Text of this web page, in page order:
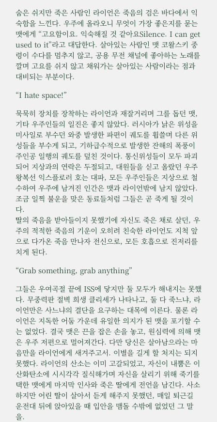
숨은 쉬지만 죽은 사람인 라이언은 죽음의 검은 바다에서 익
숙함을 느낀다. 우주에 올라오니 무엇이 가장 좋은지를 묻는
맷에게 “고요함이요. 익숙해질 것 같아요Silence. I can get
used to it”라고 대답한다. 살아있는 사람인 맷 코왈스키 중
령이 수다를 멈추지 않고, 공용 무전 채널에 좋아하는 노래를
깔며 고요를 쉬지 않고 채워가는 살아있는 사람이라는 점과
대비되는 부분이다.
“I hate space!”
묵묵히 장치를 장착하는 라이언과 재잘거리며 그를 돕던 맷,
기타 우주인들의 일진은 좋지 않았다. 러시아가 낡은 위성을
미사일로 부수던 와중 발생한 파편이 궤도를 휩쓸며 다른 위
성들을 부수게 되고, 기하급수적으로 발생한 잔해의 폭풍이
주인공 일행의 궤도를 덮친 것이다. 통신위성들이 모두 파괴
되어 지상과의 연락은 두절되고, 대원들을 싣고 올랐던 우주
왕복선 익스플로러 호는 대파, 모든 우주인들은 지상으로 철
수하여 우주에 남겨진 인간은 맷과 라이언밖에 남지 않았다.
조금 일찍 불운을 맞은 동료들처럼 그들은 곧 죽게 될 것이
다.
딸의 죽음을 받아들이지 못했기에 자신도 죽은 채로 살던, 우
주의 적적한 죽음의 기운이 오히려 친숙한 라이언도 지척 앞
으로 다가온 죽음 만나자 전신으로, 모든 호흡으로 진저리를
치게 된다.
“Grab something, grab anything”
그들은 우여곡절 끝에 ISS에 닿지만 둘 모두가 해내지는 못했
다. 무중력판 절벽 희생 클리셰가 나타나고, 둘 다 죽느냐, 라
이언만은 사느냐의 결단을 요구하는 대목에 이른다. 물론 라
이언은 지독한 어둠 가운데 유일한 의지가 된 맷을 포기할 수
는 없었다. 결국 맷은 끈을 잡은 손을 놓고, 원심력에 의해 맷
은 우주 저편으로 멀어져간다. 다만 당신은 살아남으라는 마
음만을 라이언에게 새겨주고서. 이별을 길게 할 처지는 되지
못했다. 라이언의 산소는 이미 고갈되었고, 자신이 내뿜은 이
산화탄소에 시시각각 질식해가며 자신을 살리기 위해 죽기를
택한 맷에게 마지막 인사와 죽은 딸에게 전언을 남긴다. 사소
하지만 어린 딸이 살아서 듣게 해주지 못했던, 매일 퇴근길
운전대 뒤에 앉아있을 때 입안을 맴돌 수밖에 없었던 그 말
을.